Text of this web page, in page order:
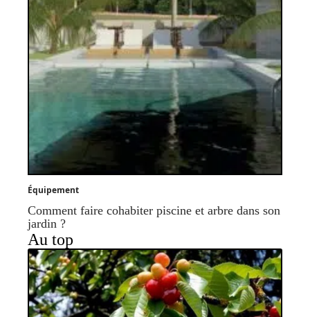
Équipement
Comment faire cohabiter piscine et arbre dans son
jardin ?
Au top